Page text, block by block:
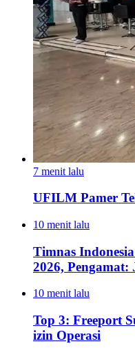
7 menit lalu
UFILM Pamer
10 menit lalu
Timnas
2026,
10 menit lalu
Top 3: Freeport
izin Operasi